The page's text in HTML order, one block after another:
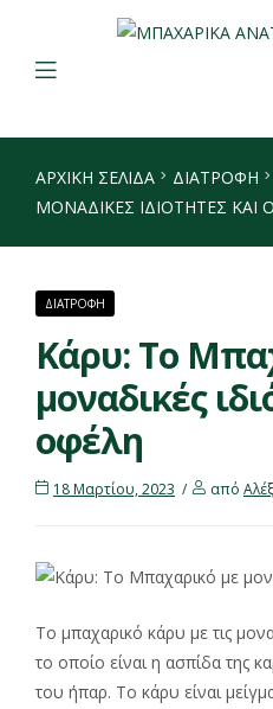
ΑΡΧΙΚΉ ΣΕΛΊΔΑ ΔΙΑΤΡΟΦΗ
ΜΟΝΑΔΙΚΈΣ ΙΔΙΌΤΗΤΕΣ ΚΑΙ
ΔΙΑΤΡΟΦΗ
Κάρυ: Το
μοναδικές
οφέλη
18 Μαρτίου, 2023 από
Το μπαχαρικό κάρυ με τις
το οποίο είναι η ασπίδα της
του ήπαρ. Το κάρυ είναι